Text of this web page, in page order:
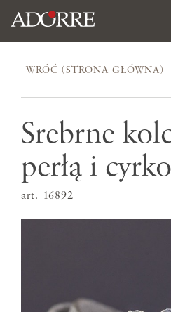
WRÓĆ (STRONA GŁÓWNA)
Srebrne
perłą i
art. 16892